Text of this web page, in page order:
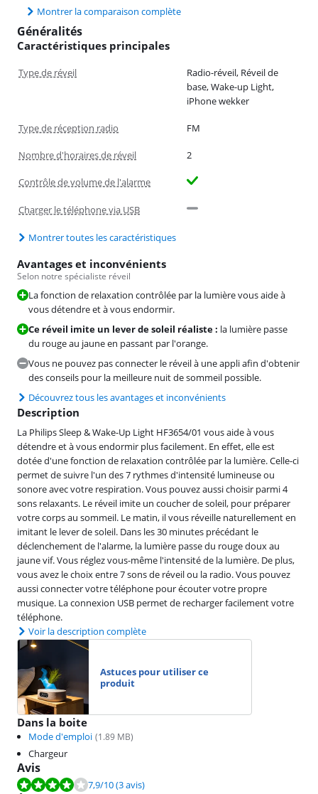
Montrer la comparaison complète
Généralités
Caractéristiques principales
Type de réveil
Radio-réveil, Réveil de
base, Wake-up Light,
iPhone wekker
Type de réception radio FM
Nombre d'horaires de réveil 2
Contrôle de volume de l'alarme
Charger le téléphone via USB
Montrer toutes les caractéristiques
Avantages et inconvénients
Selon notre spécialiste réveil
La fonction de relaxation contrôlée par la lumière vous aide à
vous détendre et à vous endormir.
Ce réveil imite un lever de soleil réaliste : la lumière passe
du rouge au jaune en passant par l'orange.
Vous ne pouvez pas connecter le réveil à une appli afin d'obtenir
des conseils pour la meilleure nuit de sommeil possible.
Découvrez tous les avantages et inconvénients
Description
La Philips Sleep & Wake-Up Light HF3654/01 vous aide à vous
détendre et à vous endormir plus facilement. En effet, elle est
dotée d'une fonction de relaxation contrôlée par la lumière. Celle-ci
permet de suivre l'un des 7 rythmes d'intensité lumineuse ou
sonore avec votre respiration. Vous pouvez aussi choisir parmi 4
sons relaxants. Le réveil imite un coucher de soleil, pour préparer
votre corps au sommeil. Le matin, il vous réveille naturellement en
imitant le lever de soleil. Dans les 30 minutes précédant le
déclenchement de l'alarme, la lumière passe du rouge doux au
jaune vif. Vous réglez vous-même l'intensité de la lumière. De plus,
vous avez le choix entre 7 sons de réveil ou la radio. Vous pouvez
aussi connecter votre téléphone pour écouter votre propre
musique. La connexion USB permet de recharger facilement votre
téléphone.
Voir la description complète
Astuces pour utiliser ce
produit
Dans la boite
Mode d'emploi (1.89 MB)
Chargeur
Avis
La note est de 7,9 sur 10, basée sur 3 avis.
7,9/10(3 avis)